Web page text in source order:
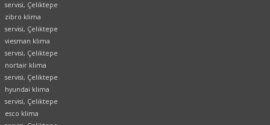
servisi, Çeliktepe
zibro klima
servisi, Çeliktepe
viesman klima
servisi, Çeliktepe
nortair klima
servisi, Çeliktepe
hyundai klima
servisi, Çeliktepe
esco klima